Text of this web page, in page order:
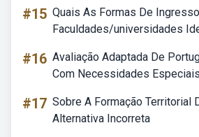
#15 Quais As Formas De
Faculdades/universidades
#16 Avaliação Adaptada De
Com Necessidades Especiais
#17 Sobre A Formação Territorial
Alternativa Incorreta